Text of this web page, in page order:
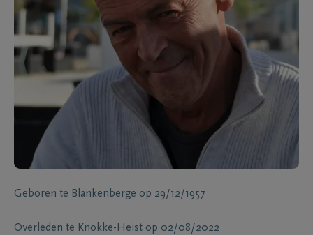
Geboren te Blankenberge op 29/12/1957
Overleden te Knokke-Heist op 02/08/2022